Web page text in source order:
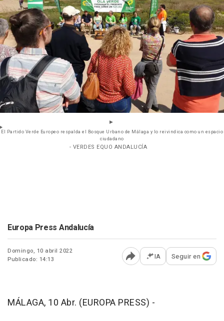
El Partido Verde Europeo respalda el Bosque Urbano de Málaga y lo reivindica como un espacio
ciudadano
- VERDES EQUO ANDALUCÍA
Europa Press Andalucía
Domingo, 10 abril 2022
Publicado: 14:13
Abrir opciones para
IA Seguir en
MÁLAGA, 10 Abr. (EUROPA PRESS) -